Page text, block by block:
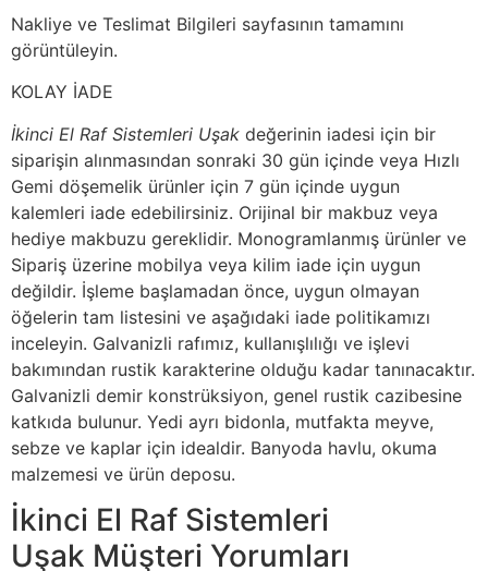
Nakliye ve Teslimat Bilgileri sayfasının tamamını
görüntüleyin.
KOLAY İADE
İkinci El Raf Sistemleri Uşak değerinin iadesi için bir
siparişin alınmasından sonraki 30 gün içinde veya Hızlı
Gemi döşemelik ürünler için 7 gün içinde uygun
kalemleri iade edebilirsiniz. Orijinal bir makbuz veya
hediye makbuzu gereklidir. Monogramlanmış ürünler ve
Sipariş üzerine mobilya veya kilim iade için uygun
değildir. İşleme başlamadan önce, uygun olmayan
öğelerin tam listesini ve aşağıdaki iade politikamızı
inceleyin. Galvanizli rafımız, kullanışlılığı ve işlevi
bakımından rustik karakterine olduğu kadar tanınacaktır.
Galvanizli demir konstrüksiyon, genel rustik cazibesine
katkıda bulunur. Yedi ayrı bidonla, mutfakta meyve,
sebze ve kaplar için idealdir. Banyoda havlu, okuma
malzemesi ve ürün deposu.
İkinci El Raf Sistemleri
Uşak Müşteri Yorumları